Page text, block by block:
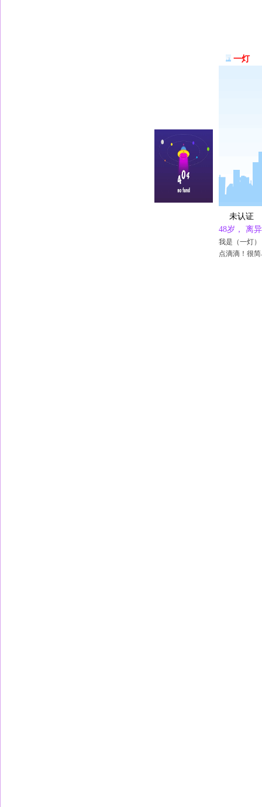
一灯
未认证
48岁， 离
我是（一灯
点滴滴！很